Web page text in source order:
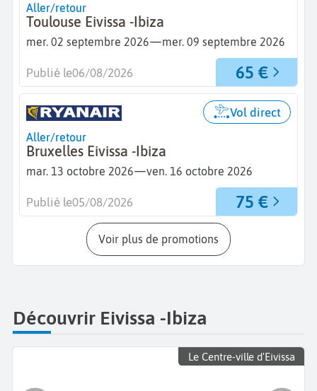
Aller/retour
Toulouse Eivissa -Ibiza
mer. 02 septembre 2026—mer. 09 septembre 2026
65 €
Publié le06/08/2026
Aller/retour
Bruxelles Eivissa -Ibiza
mar. 13 octobre 2026—ven. 16 octobre 2026
Vol direct
75 €
Publié le05/08/2026
Voir plus de promotions
Découvrir Eivissa -Ibiza
Le Centre-ville d'Eivissa